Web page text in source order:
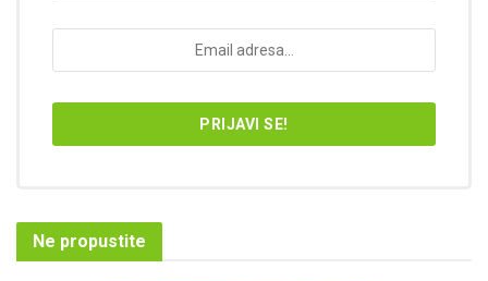
Ne propustite